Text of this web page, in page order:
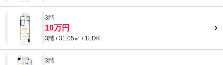
3階
10万円
3階 / 31.05㎡ / 1LDK
3階